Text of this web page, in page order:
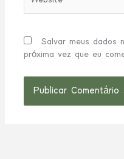
Salvar meus dados
próxima vez que eu